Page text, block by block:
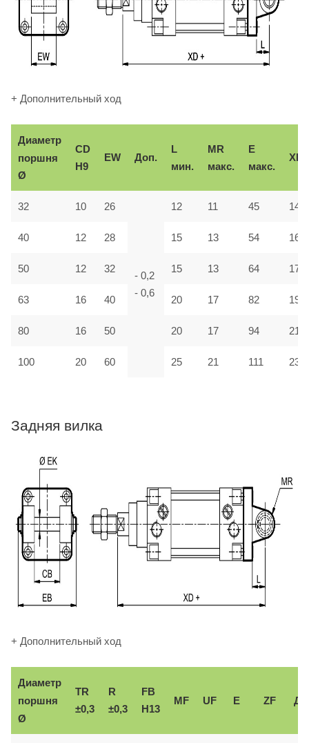
+ Дополнительный ход
Диаметр
поршня
Ø
CD
H9
EW Доп.
L
мин.
MR
макс.
E
макс.
XD
32 10 26
- 0,2
- 0,6
12 11 45 142
40 12 28 15 13 54 160
50 12 32 15 13 64 170
63 16 40 20 17 82 190
80 16 50 20 17 94 210
100 20 60 25 21 111 230
Задняя вилка
+ Дополнительный ход
Диаметр
поршня
Ø
TR
±0,3
R
±0,3
FB
H13
MF UF E ZF